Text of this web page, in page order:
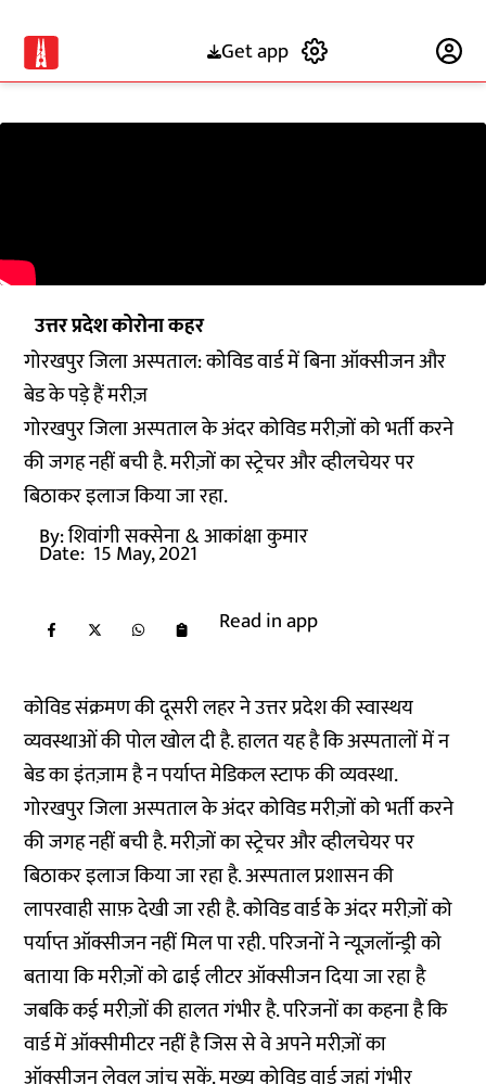
Get app
उत्तर प्रदेश कोरोना कहर
गोरखपुर जिला अस्पताल: कोविड वार्ड में बिना ऑक्सीजन और
बेड के पड़े हैं मरीज़
गोरखपुर जिला अस्पताल के अंदर कोविड मरीज़ों को भर्ती करने
की जगह नहीं बची है. मरीज़ों का स्ट्रेचर और व्हीलचेयर पर
बिठाकर इलाज किया जा रहा.
By:शिवांगी सक्सेना& आकांक्षा कुमार
Date: 15 May, 2021
Read in app
कोविड संक्रमण की दूसरी लहर ने उत्तर प्रदेश की स्वास्थय
व्यवस्थाओं की पोल खोल दी है. हालत यह है कि अस्पतालों में न
बेड का इंतज़ाम है न पर्याप्त मेडिकल स्टाफ की व्यवस्था.
गोरखपुर जिला अस्पताल के अंदर कोविड मरीज़ों को भर्ती करने
की जगह नहीं बची है. मरीज़ों का स्ट्रेचर और व्हीलचेयर पर
बिठाकर इलाज किया जा रहा है. अस्पताल प्रशासन की
लापरवाही साफ़ देखी जा रही है. कोविड वार्ड के अंदर मरीज़ों को
पर्याप्त ऑक्सीजन नहीं मिल पा रही. परिजनों ने न्यूज़लॉन्ड्री को
बताया कि मरीज़ों को ढाई लीटर ऑक्सीजन दिया जा रहा है
जबकि कई मरीज़ों की हालत गंभीर है. परिजनों का कहना है कि
वार्ड में ऑक्सीमीटर नहीं है जिस से वे अपने मरीज़ों का